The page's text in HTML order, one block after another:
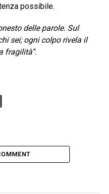
possibile.
delle parole. Sul
sei; ogni colpo rivela il
fragilità”.